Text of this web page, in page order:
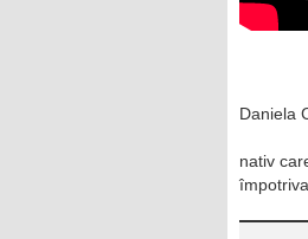
Daniela
nativ